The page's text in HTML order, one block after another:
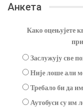
Анкета
Како оцењујете
Заслужују све
Није лоше али
Требало би да
Аутобуси су им